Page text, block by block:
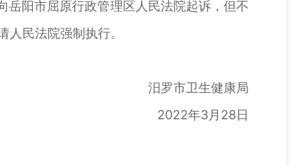
阳市屈原行政管理区人民法院起诉，但不
民法院强制执行。
汨罗市卫生健康局
2022年3月28日